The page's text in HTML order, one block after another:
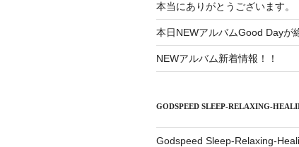
本当にありがとうございます。
本日NEWアルバムGood Dayが
NEWアルバム新着情報！！
GODSPEED SLEEP-RELAXING-
Godspeed Sleep-Relaxing-